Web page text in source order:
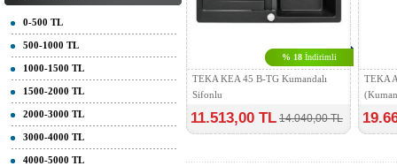
0-500 TL
500-1000 TL
1000-1500 TL
1500-2000 TL
2000-3000 TL
3000-4000 TL
4000-5000 TL
% 18 İndirimli
TEKA KEA 45 B-TG Kumandalı
Sifonlu
11.513,00 TL 14.040,00 TL
TEKA